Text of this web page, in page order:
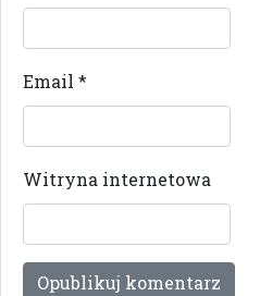
Email *
Witryna internetowa